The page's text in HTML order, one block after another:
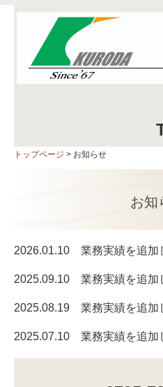
トップページ
お問合せ
情報処理
トップページ お知らせ
お知
2026.01.10 業務実績を追加
2025.09.10 業務実績を追加
2025.08.19 業務実績を追加
2025.07.10 業務実績を追加